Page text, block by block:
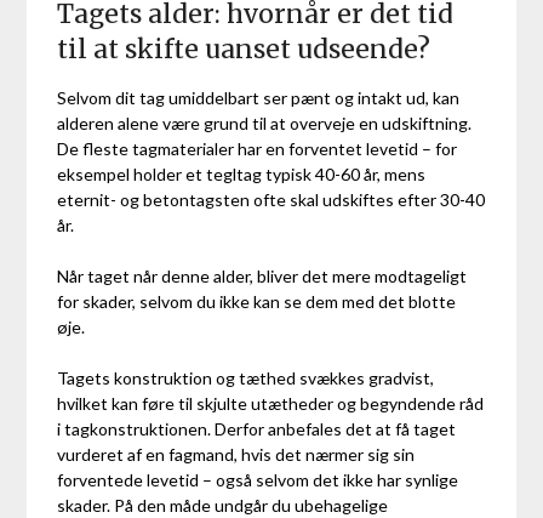
Tagets alder: hvornår er det tid
til at skifte uanset udseende?
Selvom dit tag umiddelbart ser pænt og intakt ud, kan
alderen alene være grund til at overveje en udskiftning.
De fleste tagmaterialer har en forventet levetid – for
eksempel holder et tegltag typisk 40-60 år, mens
eternit- og betontagsten ofte skal udskiftes efter 30-40
år.
Når taget når denne alder, bliver det mere modtageligt
for skader, selvom du ikke kan se dem med det blotte
øje.
Tagets konstruktion og tæthed svækkes gradvist,
hvilket kan føre til skjulte utætheder og begyndende råd
i tagkonstruktionen. Derfor anbefales det at få taget
vurderet af en fagmand, hvis det nærmer sig sin
forventede levetid – også selvom det ikke har synlige
skader. På den måde undgår du ubehagelige